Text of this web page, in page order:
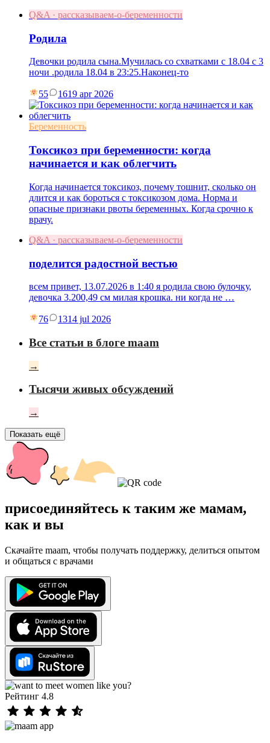
Q&A · рассказываем-о-беременности
Родила
Девочки родила сына.Мучилась со схватками с 18.04 с 3
ночи .родила 18.04 в 23:25.Наконец-то
55 1619 apr 2026
Беременность
Токсикоз при беременности: когда
начинается и как облегчить
Когда начинается токсикоз, почему тошнит, сколько он
длится и как бороться с токсикозом дома. Норма и
опасные признаки рвоты беременных. Когда срочно к
врачу.
Q&A · рассказываем-о-беременности
поделится радостной вестью
всем привет, 13.07.2026 в 1:40 я родила свою булочку,
девочка 3.200,49 см милая крошка. ни когда не …
76 1314 jul 2026
Все статьи в блоге maam
→
Тысячи живых обсуждений
→
Показать ещё
присоединяйтесь к таким же мамам,
как и вы
Скачайте maam, чтобы получать поддержку, делиться опытом
и общаться с врачами
Рейтинг 4.8